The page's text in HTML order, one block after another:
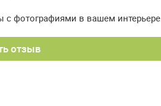
с фотографиями в вашем интерьере.
отзыв